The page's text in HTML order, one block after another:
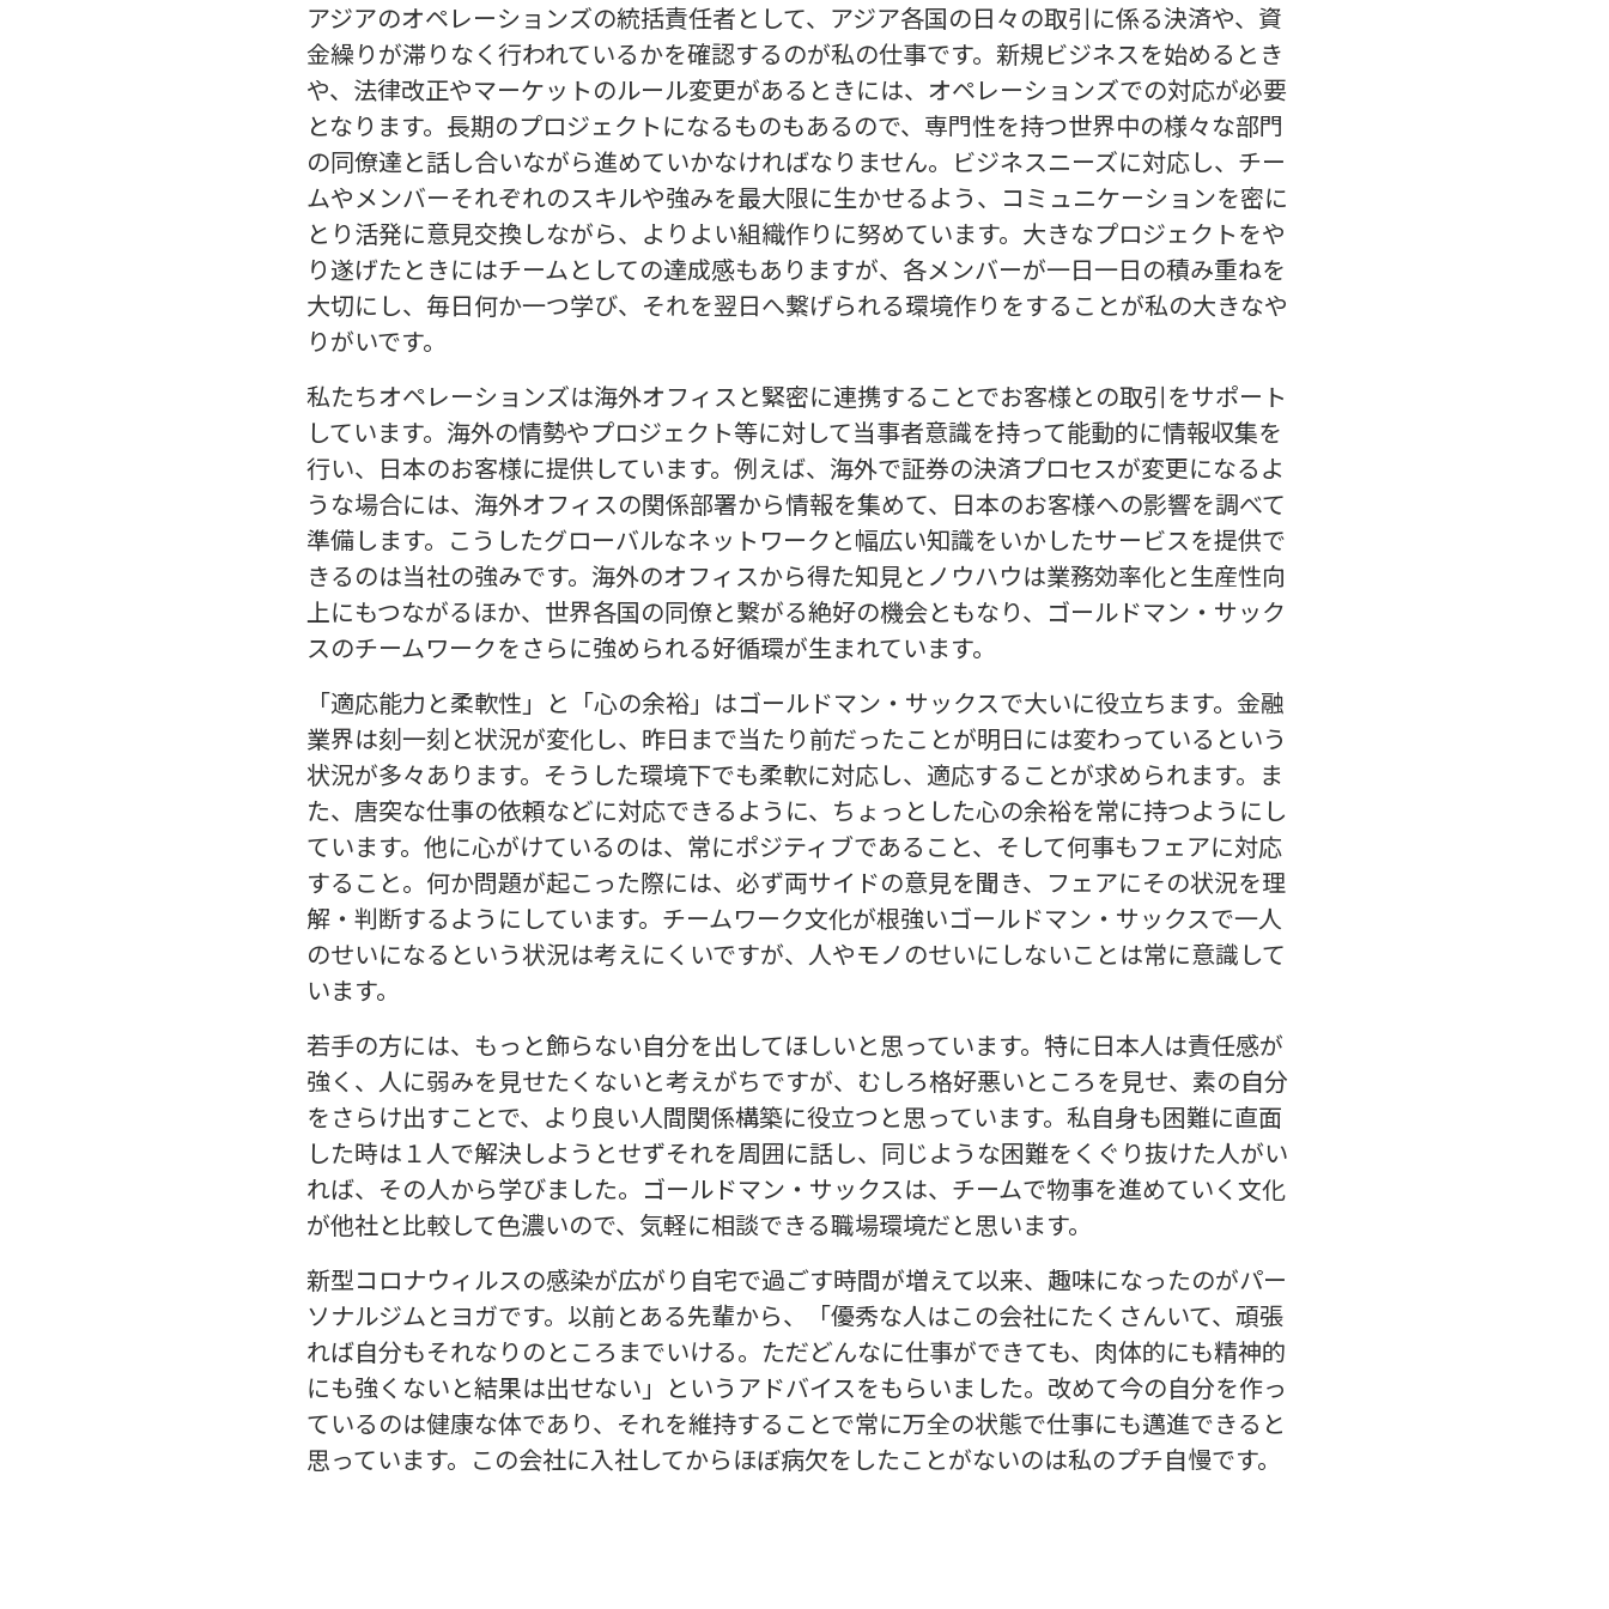
アジアのオペレーションズの統括責任者として、アジア各国の日々の取引に係る決済や、資
金繰りが滞りなく行われているかを確認するのが私の仕事です。新規ビジネスを始めるとき
や、法律改正やマーケットのルール変更があるときには、オペレーションズでの対応が必要
となります。長期のプロジェクトになるものもあるので、専門性を持つ世界中の様々な部門
の同僚達と話し合いながら進めていかなければなりません。ビジネスニーズに対応し、チー
ムやメンバーそれぞれのスキルや強みを最大限に生かせるよう、コミュニケーションを密に
とり活発に意見交換しながら、よりよい組織作りに努めています。大きなプロジェクトをや
り遂げたときにはチームとしての達成感もありますが、各メンバーが一日一日の積み重ねを
大切にし、毎日何か一つ学び、それを翌日へ繋げられる環境作りをすることが私の大きなや
りがいです。
私たちオペレーションズは海外オフィスと緊密に連携することでお客様との取引をサポート
しています。海外の情勢やプロジェクト等に対して当事者意識を持って能動的に情報収集を
行い、日本のお客様に提供しています。例えば、海外で証券の決済プロセスが変更になるよ
うな場合には、海外オフィスの関係部署から情報を集めて、日本のお客様への影響を調べて
準備します。こうしたグローバルなネットワークと幅広い知識をいかしたサービスを提供で
きるのは当社の強みです。海外のオフィスから得た知見とノウハウは業務効率化と生産性向
上にもつながるほか、世界各国の同僚と繋がる絶好の機会ともなり、ゴールドマン・サック
スのチームワークをさらに強められる好循環が生まれています。
「適応能力と柔軟性」と「心の余裕」はゴールドマン・サックスで大いに役立ちます。金融
業界は刻一刻と状況が変化し、昨日まで当たり前だったことが明日には変わっているという
状況が多々あります。そうした環境下でも柔軟に対応し、適応することが求められます。ま
た、唐突な仕事の依頼などに対応できるように、ちょっとした心の余裕を常に持つようにし
ています。他に心がけているのは、常にポジティブであること、そして何事もフェアに対応
すること。何か問題が起こった際には、必ず両サイドの意見を聞き、フェアにその状況を理
解・判断するようにしています。チームワーク文化が根強いゴールドマン・サックスで一人
のせいになるという状況は考えにくいですが、人やモノのせいにしないことは常に意識して
います。
若手の方には、もっと飾らない自分を出してほしいと思っています。特に日本人は責任感が
強く、人に弱みを見せたくないと考えがちですが、むしろ格好悪いところを見せ、素の自分
をさらけ出すことで、より良い人間関係構築に役立つと思っています。私自身も困難に直面
した時は１人で解決しようとせずそれを周囲に話し、同じような困難をくぐり抜けた人がい
れば、その人から学びました。ゴールドマン・サックスは、チームで物事を進めていく文化
が他社と比較して色濃いので、気軽に相談できる職場環境だと思います。
新型コロナウィルスの感染が広がり自宅で過ごす時間が増えて以来、趣味になったのがパー
ソナルジムとヨガです。以前とある先輩から、「優秀な人はこの会社にたくさんいて、頑張
れば自分もそれなりのところまでいける。ただどんなに仕事ができても、肉体的にも精神的
にも強くないと結果は出せない」というアドバイスをもらいました。改めて今の自分を作っ
ているのは健康な体であり、それを維持することで常に万全の状態で仕事にも邁進できると
思っています。この会社に入社してからほぼ病欠をしたことがないのは私のプチ自慢です。